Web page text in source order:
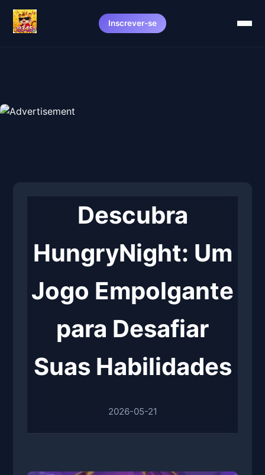
Inscrever-se
Descubra
HungryNight: Um
Jogo Empolgante
para Desafiar
Suas Habilidades
2026-05-21